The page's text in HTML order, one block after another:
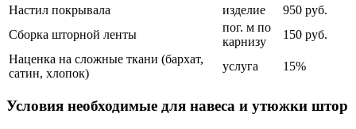
Настил покрывала
изделие
950 руб.
Сборка шторной ленты
пог. м по
карнизу
150 руб.
Наценка на сложные ткани (бархат,
сатин, хлопок)
услуга 15%
Условия необходимые для навеса и утюжки штор